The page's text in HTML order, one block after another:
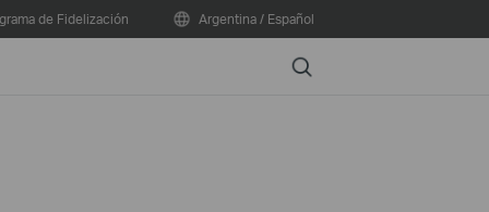
de Fidelización Argentina / Español
Search